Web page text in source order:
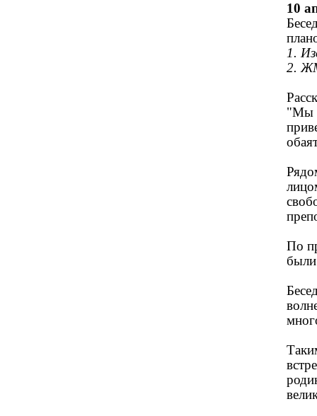
10
1.
2.
"Мы
По